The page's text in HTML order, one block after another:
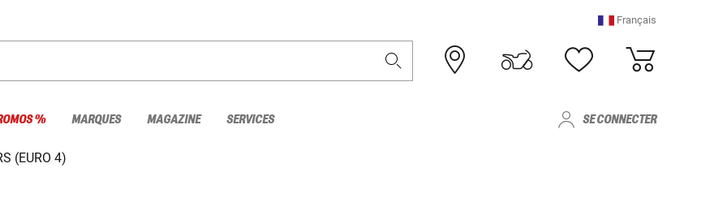
Français
% MARQUES MAGAZINE SERVICES SE CONNECTER
(EURO 4)